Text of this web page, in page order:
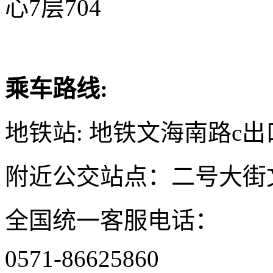
心7层704
乘车路线:
地铁站: 地铁文海南路c出
附近公交站点：二号大
全国统一客服电话：
0571-86625860